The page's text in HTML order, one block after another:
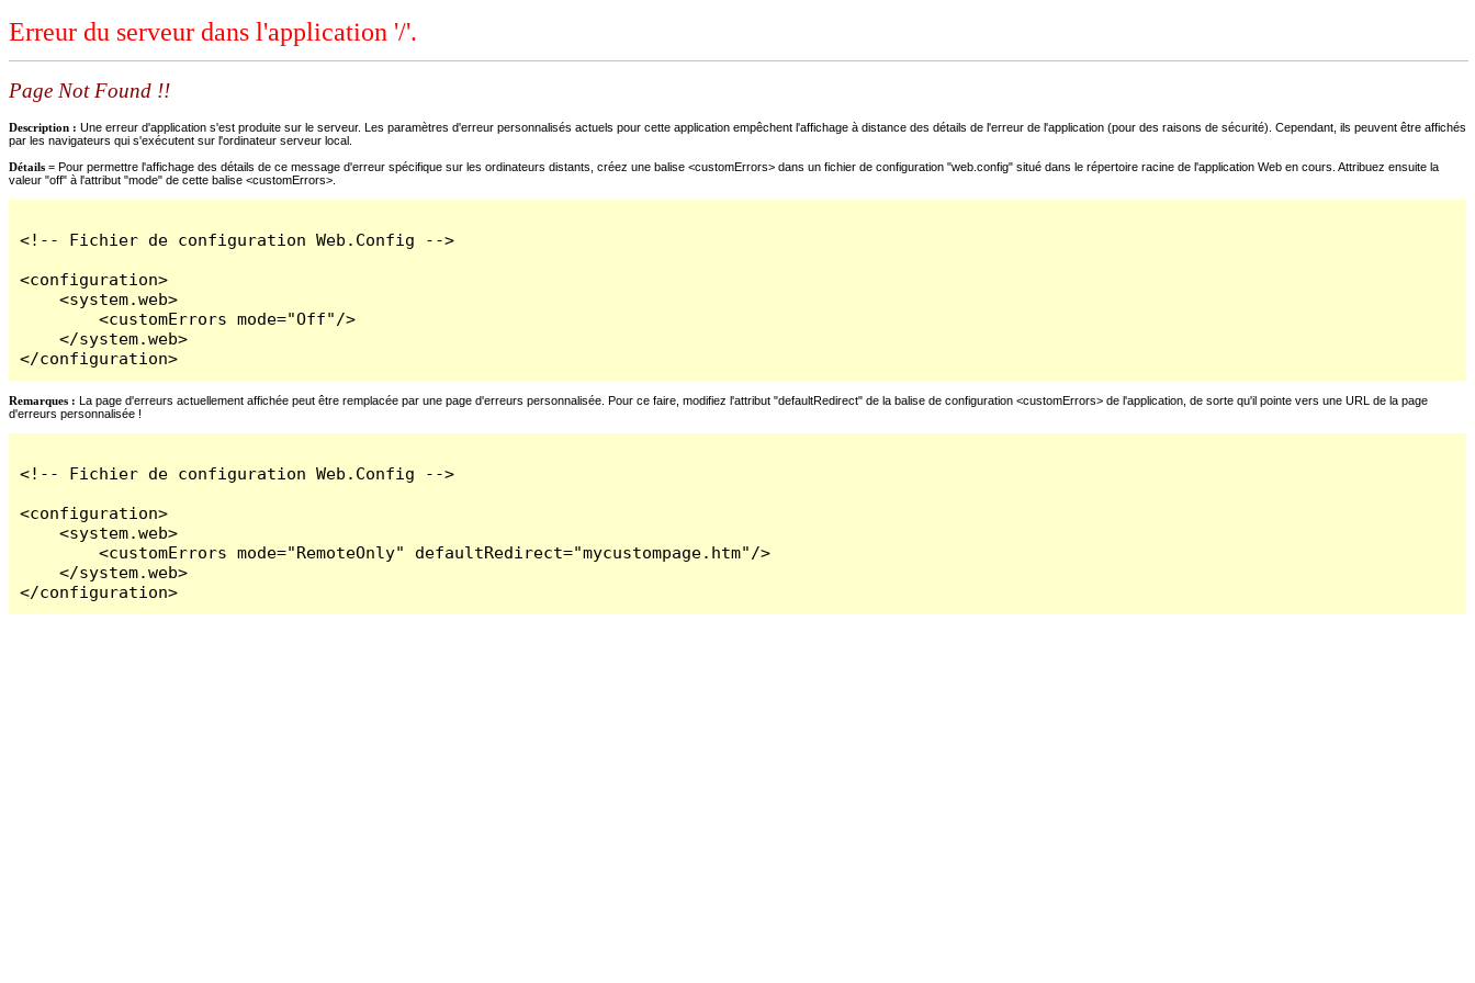
Erreur du serveur dans l'application '/'.
Page Not Found !!
Description : Une erreur d'application s'est produite sur le serveur. Les paramètres d'erreur personnalisés actuels pour cette application empêchent l'affichage à distance des détails de l'erreur de l'application (pour des raisons de sécurité). Cependant, ils peuvent être affichés
par les navigateurs qui s'exécutent sur l'ordinateur serveur local.
Détails = Pour permettre l'affichage des détails de ce message d'erreur spécifique sur les ordinateurs distants, créez une balise <customErrors> dans un fichier de configuration "web.config" situé dans le répertoire racine de l'application Web en cours. Attribuez ensuite la
valeur "off" à l'attribut "mode" de cette balise <customErrors>.
<!-- Fichier de configuration Web.Config -->
<configuration>
    <system.web>
        <customErrors mode="Off"/>
    </system.web>
</configuration>
Remarques : La page d'erreurs actuellement affichée peut être remplacée par une page d'erreurs personnalisée. Pour ce faire, modifiez l'attribut "defaultRedirect" de la balise de configuration <customErrors> de l'application, de sorte qu'il pointe vers une URL de la page
d'erreurs personnalisée !
<!-- Fichier de configuration Web.Config -->
<configuration>
    <system.web>
        <customErrors mode="RemoteOnly" defaultRedirect="mycustompage.htm"/>
    </system.web>
</configuration>